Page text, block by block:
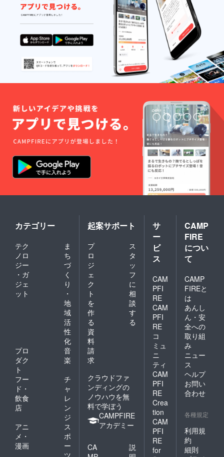
カテゴリー
テク
ノロ
ジー
・ガ
ジェ
ット
ま
ち
づ
く
り
・
地
域
活
性
化
プロ
ダク
ト
音
楽
フー
ド・
飲食
店
チ
ャ
レ
ン
ジ
アニ
メ・
漫画
ス
ポ
ー
起案サポート
プ
ロ
ジ
ェ
ク
ト
を
作
る
ス
タ
ッ
フ
に
相
談
す
る
資
料
請
求
クラウドファ
ンディングの
ノウハウを無
料で学ぼう
CAMPFIRE
アカデミー
CA
説
サ
ー
ビ
ス
CAM
PFI
RE
CAM
PFI
RE
コ
ミュ
ニ
ティ
CAM
PFI
RE
Crea
tion
CAM
PFI
RE
for
CAMP
FIRE
につい
て
CAMP
FIREと
は
あんし
ん・安
全への
取り組
み
ニュー
ス
ヘルプ
お問い
合わせ
各種規定
利用規
約
細則